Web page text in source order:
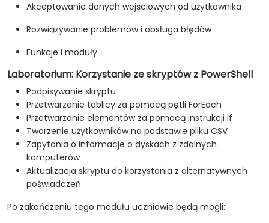
Akceptowanie danych wejściowych od użytkownika
Rozwiązywanie problemów i obsługa błędów
Funkcje i moduły
Laboratorium: Korzystanie ze skryptów z PowerShell
Podpisywanie skryptu
Przetwarzanie tablicy za pomocą pętli ForEach
Przetwarzanie elementów za pomocą instrukcji If
Tworzenie użytkowników na podstawie pliku CSV
Zapytania o informacje o dyskach z zdalnych
komputerów
Aktualizacja skryptu do korzystania z alternatywnych
poświadczeń
Po zakończeniu tego modułu uczniowie będą mogli: